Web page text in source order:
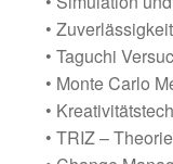
•
• Taguchi
• Monte Carlo
•
• TRIZ –